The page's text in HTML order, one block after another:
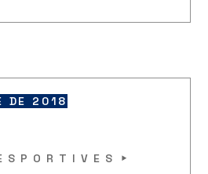
DE 2018